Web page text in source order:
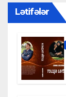
Lətifələr